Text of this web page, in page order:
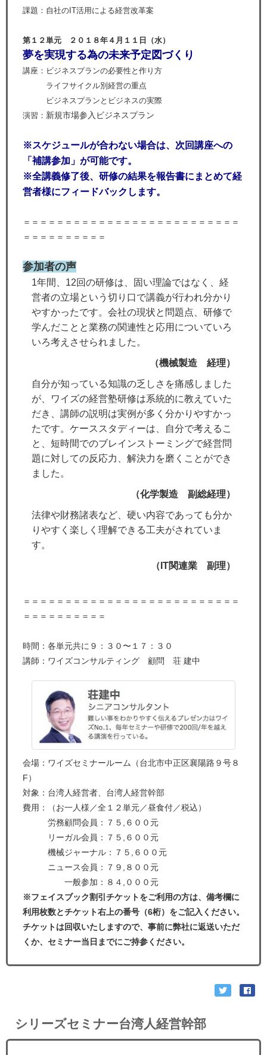
課題：自社のIT活用による経営改革案
第１２単元 ２０１８年４月１１日（水）
夢を実現する為の未来予定図づくり
講座：ビジネスプランの必要性と作り方
ライフサイクル別経営の重点
ビジネスプランとビジネスの実際
演習： 新規市場参入ビジネスプラン
※スケジュールが合わない場合は、 次回講座への
「補講参加」が可能です。
※全講義修了後、研修の結果を報告書にまとめて経
営者様にフィードバックします。
＝＝＝＝＝＝＝＝＝＝＝＝＝＝＝＝＝＝＝＝＝＝＝＝＝＝
＝＝＝＝＝＝＝＝＝＝
参加者の声
1年間、12回の研修は、固い理論ではなく、経
営者の立場という切り口で講義が行われ分かり
やすかったです。会社の現状と問題点、研修で
学んだことと業務の関連性と応用についていろ
いろ考えさせられました。
（機械製造 経理）
自分が知っている知識の乏しさを痛感しました
が、ワイズの経営塾研修は系統的に教えていた
だき、講師の説明は実例が多く分かりやすかっ
たです。ケーススタディーは、自分で考えるこ
と、短時間でのブレインストーミングで経営問
題に対しての反応力、解決力を磨くことができ
ました。
（化学製造 副総経理）
法律や財務諸表など、硬い内容であっても分か
りやすく楽しく理解できる工夫がされていま
す。
（IT関連業 副理）
＝＝＝＝＝＝＝＝＝＝＝＝＝＝＝＝＝＝＝＝＝＝＝＝＝＝
＝＝＝＝＝＝＝＝＝＝
時間：各単元共に９：３０〜１７：３０
講師：ワイズコンサルティング 顧問 荘 建中
会場：ワイズセミナールーム（台北市中正区襄陽路９号８
F）
対象：台湾人経営者、台湾人経営幹部
費用：（お一人様／全１２単元／昼食付／税込）
労務顧問会員：７５,６００元
リーガル会員：７５,６００元
機械ジャーナル：７５,６００元
ニュース会員：７９,８００元
一般参加：８４,０００元
※フェイスブック割引チケットをご利用の方は、備考欄に
利用枚数とチケット右上の番号（6桁）をご記入ください。
チケットは回収いたしますので、事前に弊社に返送いただ
くか、セミナー当日までにご持参ください。
シリーズセミナー台湾人経営幹部